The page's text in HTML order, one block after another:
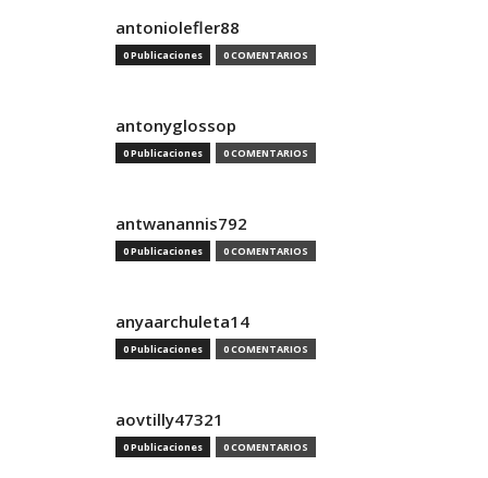
antoniolefler88
0 Publicaciones 0 COMENTARIOS
antonyglossop
0 Publicaciones 0 COMENTARIOS
antwanannis792
0 Publicaciones 0 COMENTARIOS
anyaarchuleta14
0 Publicaciones 0 COMENTARIOS
aovtilly47321
0 Publicaciones 0 COMENTARIOS